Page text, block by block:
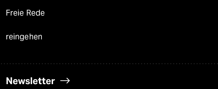
Freie Rede
reingehen
Newsletter